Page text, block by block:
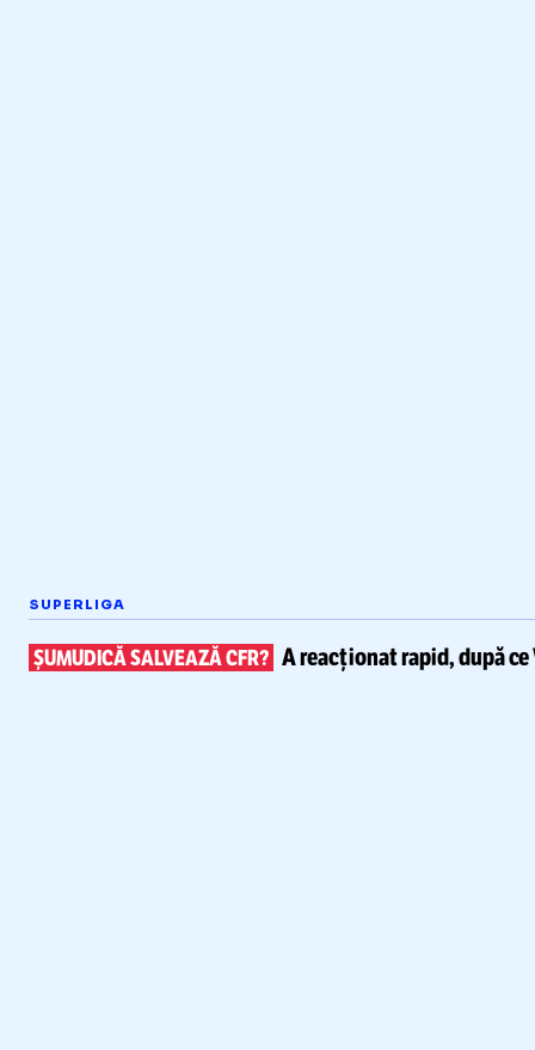
SUPERLIGA
ȘUMUDICĂ SALVEAZĂ CFR? A reacționat rapid, după ce